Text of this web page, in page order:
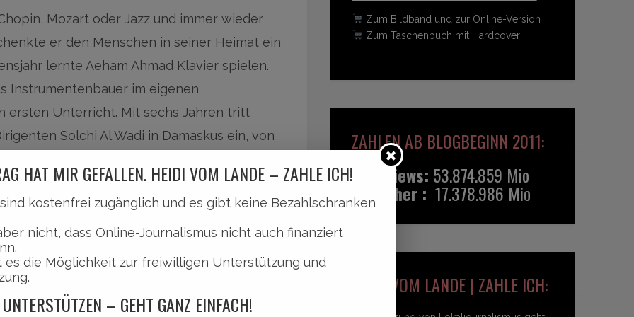
Mozart oder Jazz und immer wieder
er den Menschen in seiner Heimat ein
lernte Aeham Ahmad Klavier spielen.
Instrumentenbauer im eigenen
ersten Unterricht. Mit sechs Jahren tritt
Solchi Al Wadi in Damaskus ein, von
bei Professor Vladimir Sarezki.
der musikalischen Fakultät der Al Baath
Flüchtling keinen syrischen Pass
Tschaikowsky-Konservatorium zu
klassische Musik eine Sünde ist, vor seinen
Zum Bildband und zur Online-Version
Zum Taschenbuch mit Hardcover
ZAHLEN AB BLOGBEGINN 2011:
Pageviews: 53.874.859 Mio
Besucher : 17.378.986 Mio
HEIDI VOM LANDE | ZAHLE ICH:
HAT MIR GEFALLEN. HEIDI VOM LANDE – ZAHLE ICH!
kostenfrei zugänglich und es gibt keine Bezahlschranken
nicht, dass Online-Journalismus nicht auch finanziert
es die Möglichkeit zur freiwilligen Unterstützung und
– GEHT GANZ EINFACH!